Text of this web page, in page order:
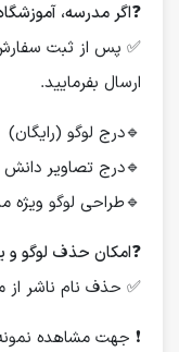
❓اگر مدرسه،
✅ پس از ثبت سفارش
ارسال بفرمایید.
🔹درج لوگو (رایگان)
🔹درج تصاویر دانش
🔹طراحی لوگو ویژه
❓امکان حذف لوگو و
✅ حذف نام ناشر
❗️ جهت مشاهده